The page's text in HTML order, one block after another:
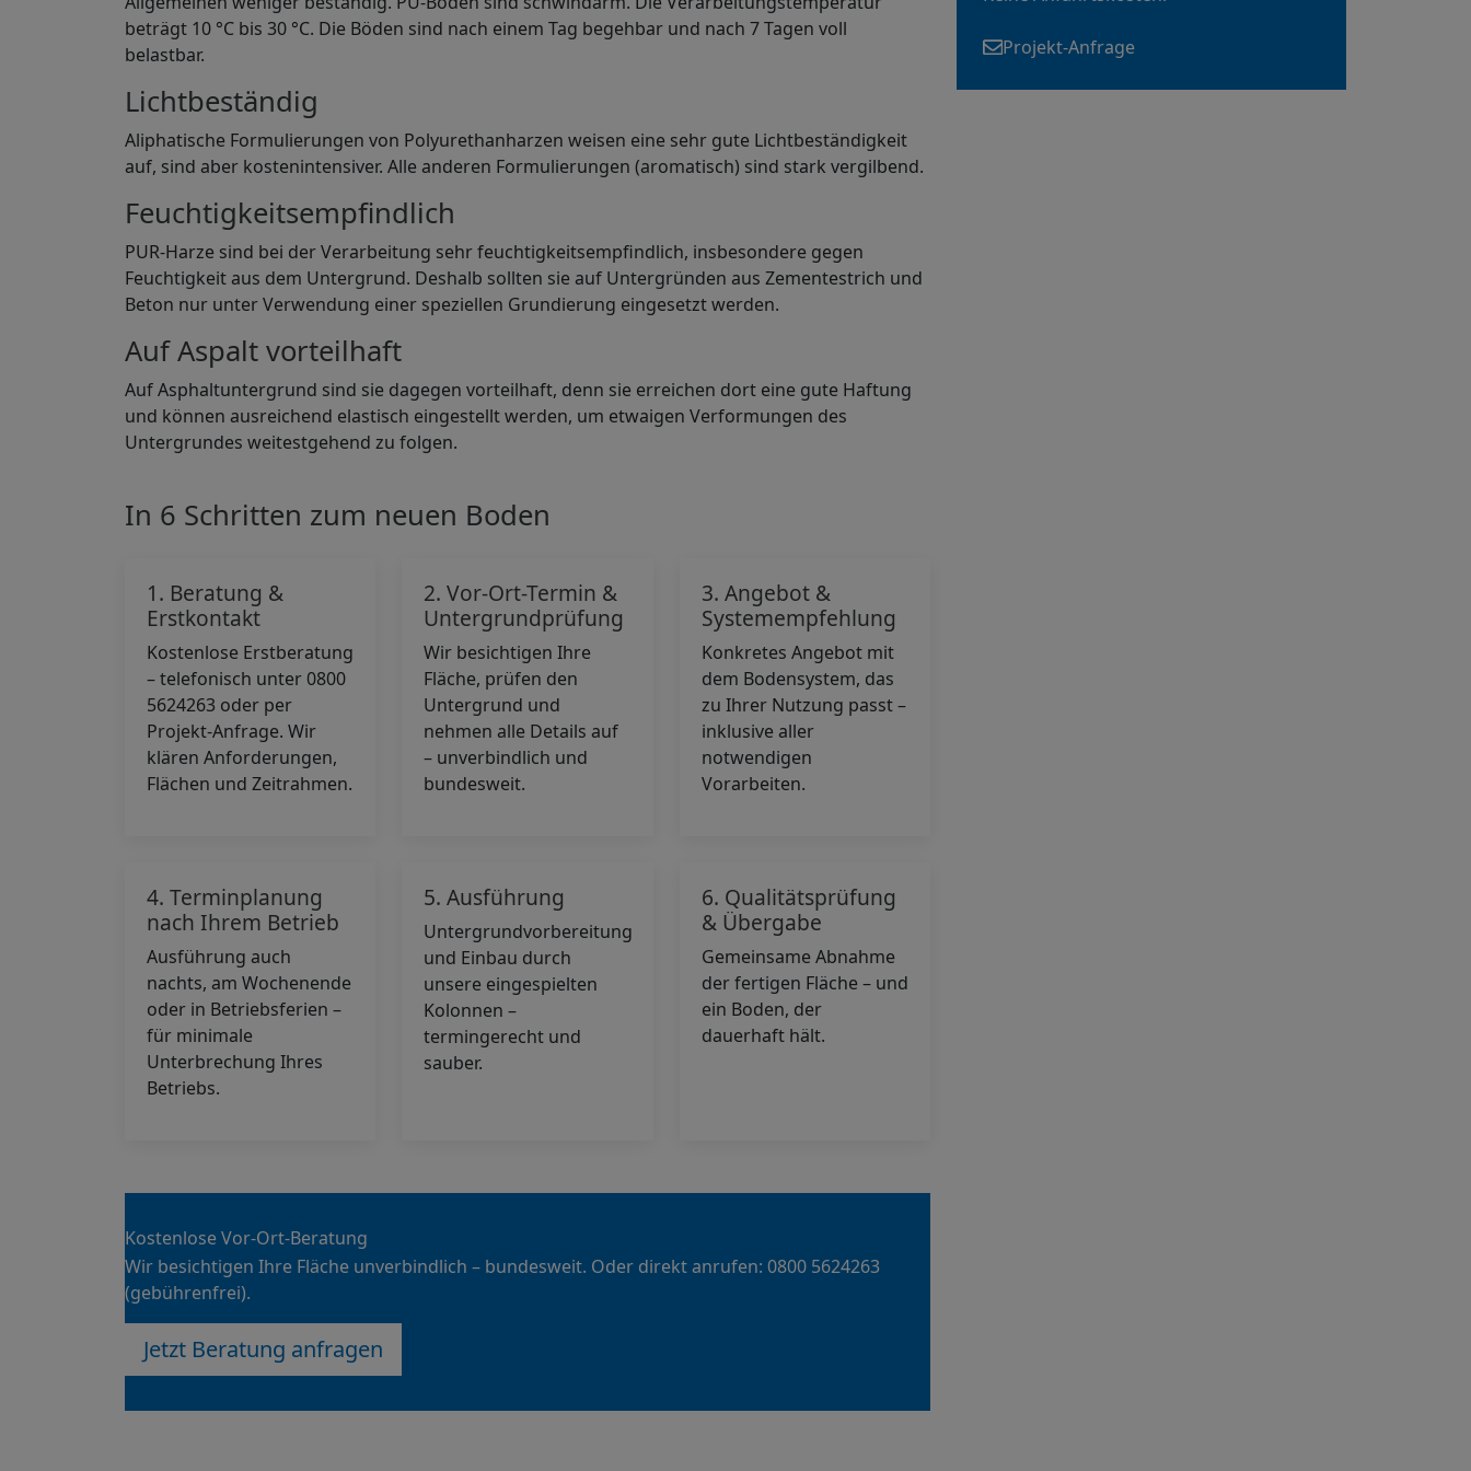
beträgt 10 °C bis 30 °C. Die Böden sind nach einem Tag begehbar und nach 7 Tagen voll
belastbar.
Lichtbeständig
Aliphatische Formulierungen von Polyurethanharzen weisen eine sehr gute Lichtbeständigkeit
auf, sind aber kostenintensiver. Alle anderen Formulierungen (aromatisch) sind stark vergilbend.
Feuchtigkeitsempfindlich
PUR-Harze sind bei der Verarbeitung sehr feuchtigkeitsempfindlich, insbesondere gegen
Feuchtigkeit aus dem Untergrund. Deshalb sollten sie auf Untergründen aus Zementestrich und
Beton nur unter Verwendung einer speziellen Grundierung eingesetzt werden.
Auf Aspalt vorteilhaft
Auf Asphaltuntergrund sind sie dagegen vorteilhaft, denn sie erreichen dort eine gute Haftung
und können ausreichend elastisch eingestellt werden, um etwaigen Verformungen des
Untergrundes weitestgehend zu folgen.
In 6 Schritten zum neuen Boden
1. Beratung &
Erstkontakt
Kostenlose Erstberatung
– telefonisch unter 0800
5624263 oder per
Projekt-Anfrage. Wir
klären Anforderungen,
Flächen und Zeitrahmen.
2. Vor-Ort-Termin &
Untergrundprüfung
Wir besichtigen Ihre
Fläche, prüfen den
Untergrund und
nehmen alle Details auf
– unverbindlich und
bundesweit.
3. Angebot &
Systemempfehlung
Konkretes Angebot mit
dem Bodensystem, das
zu Ihrer Nutzung passt –
inklusive aller
notwendigen
Vorarbeiten.
4. Terminplanung
nach Ihrem Betrieb
Ausführung auch
nachts, am Wochenende
oder in Betriebsferien –
für minimale
Unterbrechung Ihres
Betriebs.
5. Ausführung
Untergrundvorbereitung
und Einbau durch
unsere eingespielten
Kolonnen –
termingerecht und
sauber.
6. Qualitätsprüfung
& Übergabe
Gemeinsame Abnahme
der fertigen Fläche – und
ein Boden, der
dauerhaft hält.
Kostenlose Vor-Ort-Beratung
Wir besichtigen Ihre Fläche unverbindlich – bundesweit. Oder direkt anrufen: 0800 5624263
(gebührenfrei).
Jetzt Beratung anfragen
Projekt-Anfrage